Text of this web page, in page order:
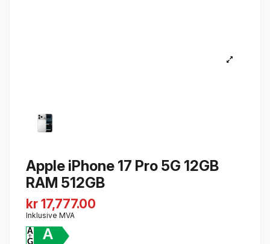
Apple iPhone 17 Pro 5G 12GB
RAM 512GB
kr 17,777.00
Inklusive MVA
A